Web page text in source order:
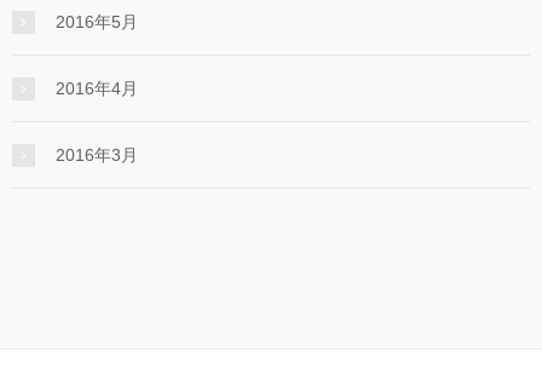
2016年5月
2016年4月
2016年3月